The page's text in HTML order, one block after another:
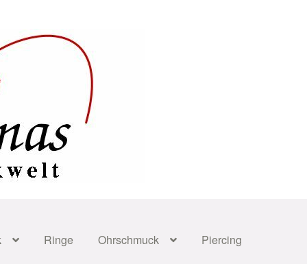
Ringe Ohrschmuck Piercing